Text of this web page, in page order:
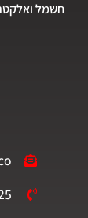
חשמל